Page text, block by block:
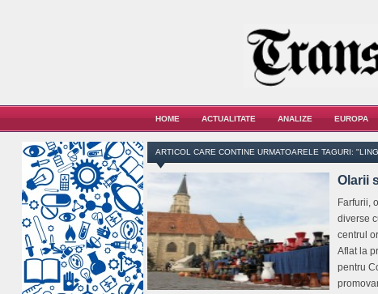
HOME ACTUALITATE ANALIZE EUROPA
ARTICOL CARE CONTINE URMATOARELE TAGURI:
Olarii
Farfurii,
diverse
centrul
Aflat la
pentru